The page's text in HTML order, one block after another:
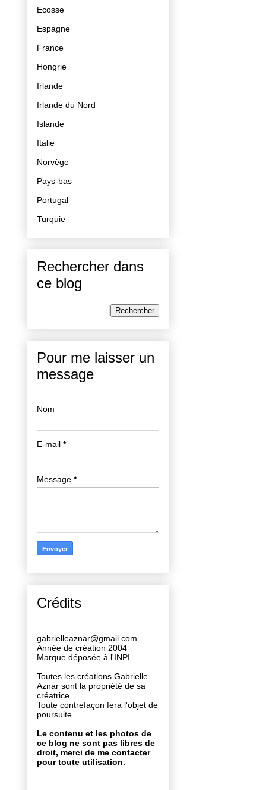
Ecosse
Espagne
France
Hongrie
Irlande
Irlande du Nord
Islande
Italie
Norvège
Pays-bas
Portugal
Turquie
Rechercher dans
ce blog
Pour me laisser un
message
Nom
E-mail *
Message *
Crédits
gabrielleaznar@gmail.com
Année de création 2004
Marque déposée à l'INPI
Toutes les créations Gabrielle
Aznar sont la propriété de sa
créatrice.
Toute contrefaçon fera l'objet de
poursuite.
Le contenu et les photos de
ce blog ne sont pas libres de
droit, merci de me contacter
pour toute utilisation.